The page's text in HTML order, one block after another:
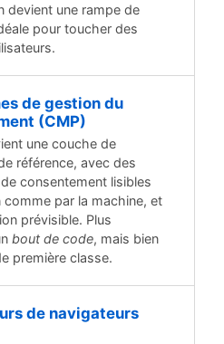
devient une rampe de
pour toucher des
de gestion du
(CMP)
une couche de
référence, avec des
consentement lisibles
comme par la machine, et
prévisible. Plus
bout de code, mais bien
première classe.
de navigateurs